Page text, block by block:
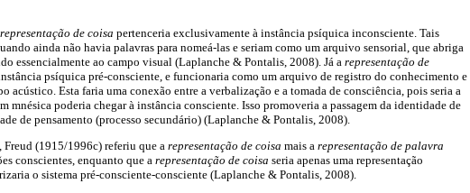
representação de coisa pertenceria exclusivamente à instância psíquica inconsciente. Tais
ainda não havia palavras para nomeá-las e seriam como um arquivo sensorial, que abriga
essencialmente ao campo visual (Laplanche & Pontalis, 2008). Já a representação de
psíquica pré-consciente, e funcionaria como um arquivo de registro do conhecimento e
acústico. Esta faria uma conexão entre a verbalização e a tomada de consciência, pois seria a
mnésica poderia chegar à instância consciente. Isso promoveria a passagem da identidade de
de pensamento (processo secundário) (Laplanche & Pontalis, 2008).
Freud (1915/1996c) referiu que a representação de coisa mais a representação de palavra
conscientes, enquanto que a representação de coisa seria apenas uma representação
o sistema pré-consciente-consciente (Laplanche & Pontalis, 2008).